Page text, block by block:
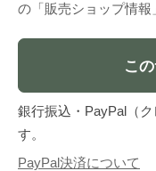
の「販売ショップ情報
こ
銀行振込・PayPal（
す。
PayPal決済について